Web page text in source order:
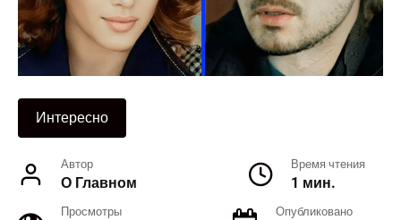
Интересно
Автор
О Главном
Время чтения
1 мин.
Просмотры Опубликовано